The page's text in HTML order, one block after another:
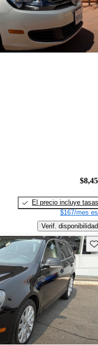
El precio incluye tasas
$167/mes
Verif. disponibilidad